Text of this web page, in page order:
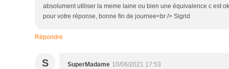
absolument utiliser la meme laine ou bien une équivalence c est
pour votre réponse, bonne fin de journee<br /> Sigrid
Répondre
S SuperMadame 10/06/2021 17:53